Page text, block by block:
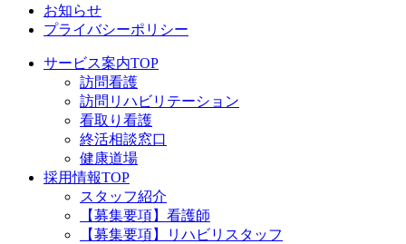
お知らせ
プライバシーポリシー
サービス案内TOP
訪問看護
訪問リハビリテーション
看取り看護
終活相談窓口
健康道場
採用情報TOP
スタッフ紹介
【募集要項】看護師
【募集要項】リハビリスタッフ